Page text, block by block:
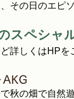
その日のエピ
スペシャ
詳しくはHPを
AKG
秋の畑で自然